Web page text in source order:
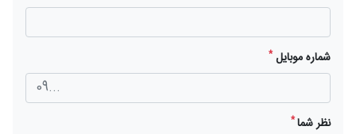
شماره موبایل*
نظر شما*